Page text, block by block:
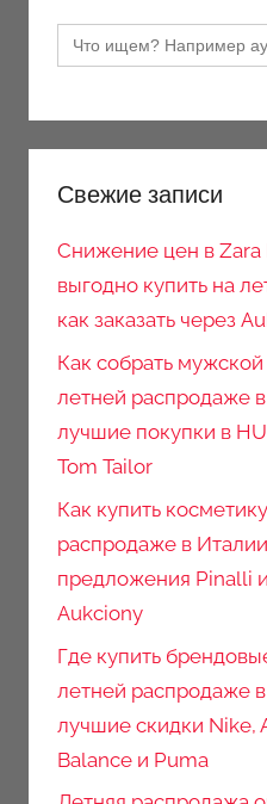
Search
for:
Свежие записи
Снижение цен в Zara
выгодно купить на
как заказать через
Как собрать
летней распродаже
лучшие покупки в
Tom Tailor
Как купить
распродаже в
предложения Pinalli
Aukciony
Где купить
летней распродаже
лучшие скидки Nike,
Balance и Puma